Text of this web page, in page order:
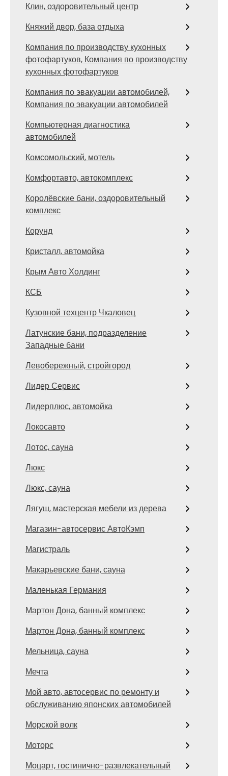
Клин, оздоровительный центр
Княжий двор, база отдыха
Компания по производству кухонных
фотофартуков, Компания по производству
кухонных фотофартуков
Компания по эвакуации автомобилей,
Компания по эвакуации автомобилей
Компьютерная диагностика
автомобилей
Комсомольский, мотель
Комфортавто, автокомплекс
Королёвские бани, оздоровительный
комплекс
Корунд
Кристалл, автомойка
Крым Авто Холдинг
КСБ
Кузовной техцентр Чкаловец
Латунские бани, подразделение
Западные бани
Левобережный, стройгород
Лидер Сервис
Лидерплюс, автомойка
Локосавто
Лотос, сауна
Люкс
Люкс, сауна
Лягуш, мастерская мебели из дерева
Магазин-автосервис АвтоКэмп
Магистраль
Макарьевские бани, сауна
Маленькая Германия
Мартон Дона, банный комплекс
Мартон Дона, банный комплекс
Мельница, сауна
Мечта
Мой авто, автосервис по ремонту и
обслуживанию японских автомобилей
Морской волк
Моторс
Моцарт, гостинично-развлекательный